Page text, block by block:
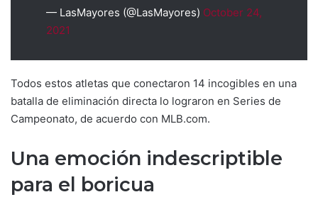
— LasMayores (@LasMayores) October 24,
2021
Todos estos atletas que conectaron 14 incogibles en una
batalla de eliminación directa lo lograron en Series de
Campeonato, de acuerdo con MLB.com.
Una emoción indescriptible
para el boricua